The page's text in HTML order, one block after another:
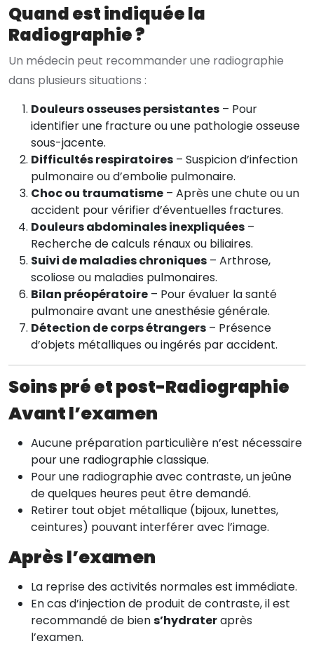
Quand est indiquée la
Radiographie ?
Un médecin peut recommander une radiographie
dans plusieurs situations :
Douleurs osseuses persistantes – Pour
identifier une fracture ou une pathologie osseuse
sous-jacente.
Difficultés respiratoires – Suspicion d’infection
pulmonaire ou d’embolie pulmonaire.
Choc ou traumatisme – Après une chute ou un
accident pour vérifier d’éventuelles fractures.
Douleurs abdominales inexpliquées –
Recherche de calculs rénaux ou biliaires.
Suivi de maladies chroniques – Arthrose,
scoliose ou maladies pulmonaires.
Bilan préopératoire – Pour évaluer la santé
pulmonaire avant une anesthésie générale.
Détection de corps étrangers – Présence
d’objets métalliques ou ingérés par accident.
Soins pré et post-Radiographie
Avant l’examen
Aucune préparation particulière n’est nécessaire
pour une radiographie classique.
Pour une radiographie avec contraste, un jeûne
de quelques heures peut être demandé.
Retirer tout objet métallique (bijoux, lunettes,
ceintures) pouvant interférer avec l’image.
Après l’examen
La reprise des activités normales est immédiate.
En cas d’injection de produit de contraste, il est
recommandé de biens’hydrateraprès
l’examen.